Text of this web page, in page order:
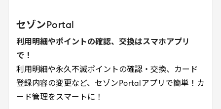
セゾン Portal
利用明細やポイントの確認、交換はスマホアプリ
で！
利用明細や永久不滅ポイントの確認・交換、カード
登録内容の変更など、セゾンPortal アプリで簡単！カ
ード管理をスマートに！